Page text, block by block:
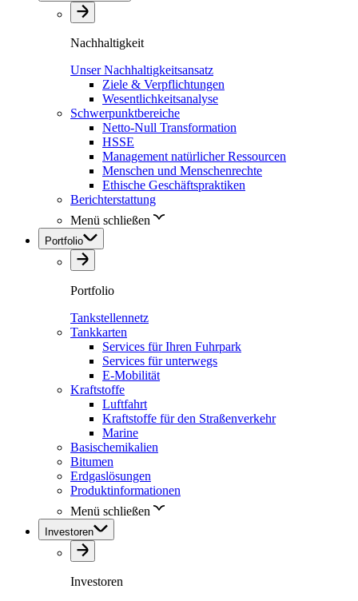
Nachhaltigkeit
Unser Nachhaltigkeitsansatz
Ziele & Verpflichtungen
Wesentlichkeitsanalyse
Schwerpunktbereiche
Netto-Null Transformation
HSSE
Management natürlicher Ressourcen
Menschen und Menschenrechte
Ethische Geschäftspraktiken
Berichterstattung
Menü schließen
Portfolio
Portfolio
Tankstellennetz
Tankkarten
Services für Ihren Fuhrpark
Services für unterwegs
E-Mobilität
Kraftstoffe
Luftfahrt
Kraftstoffe für den Straßenverkehr
Marine
Basischemikalien
Bitumen
Erdgaslösungen
Produktinformationen
Menü schließen
Investoren
Investoren